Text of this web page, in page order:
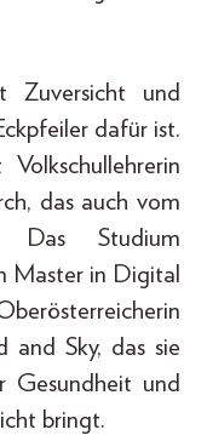
Zuversicht und
dafür ist.
das auch vom
Das Studium
Master in Digital
Sky, das sie
Gesundheit und
bringt.